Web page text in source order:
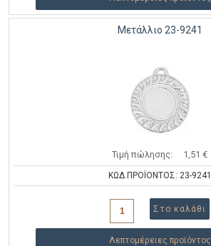
Μετάλλιο 23-9241
Τιμή πώλησης: 1,51 €
ΚΩΔ.ΠΡΟΪΟΝΤΟΣ: 23-9241
Λεπτομέρειες προϊόντος